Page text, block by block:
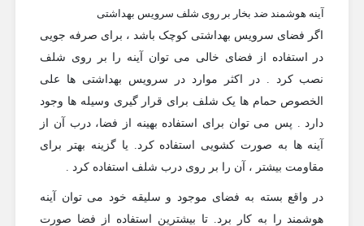
آینه هوشمند ضد بخار بر روی شلف سرویس بهداشتی
اگر فضای سرویس بهداشتی کوچک باشد ، برای صرفه جویی
در استفاده از فضای خالی می توان آینه را بر روی شلف
نصب کرد . در اکثر موارد در سرویس بهداشتی ها علی
الخصوص حمام ها یک شلف برای قرار گیری وسیله ها وجود
دارد . پس می توان برای استفاده بهینه از فضا، درب آن از
آینه ها به صورت کشویی استفاده کرد. یا گزینه بهتر برای
مقاومت بیشتر ، آن را بر روی درب شلف استفاده کرد .
در واقع بسته به فضای موجود و سلیقه خود می توان آینه
هوشمند را به کار برد. تا بیشترین استفاده از فضا صورت